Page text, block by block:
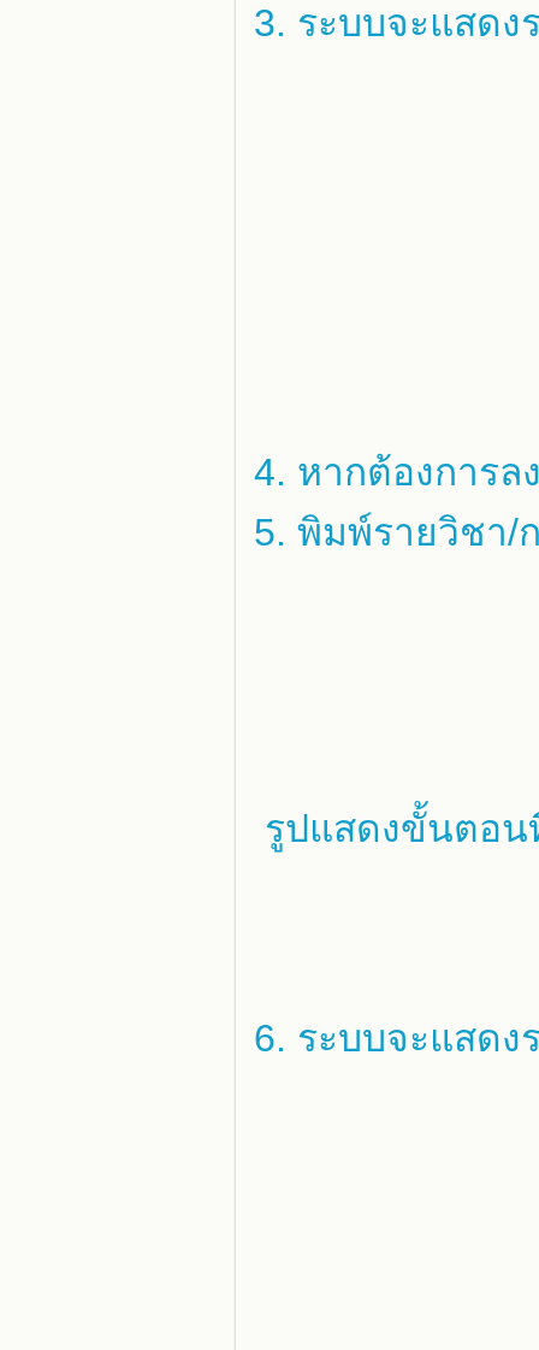
3. ระบบจะแสดง
4. หากต้องการล
5. พิมพ์รายวิชา/
รูปแสดงขั้นตอน
6. ระบบจะแสดง